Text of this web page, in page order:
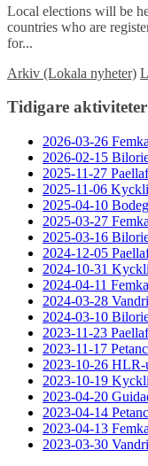
Local elections will be
countries who are
for...
Arkiv (Lokala nyheter)
Tidigare aktiviteter
2026-03-26
2026-02-15
2025-11-27
2025-11-06
2025-04-10
2025-03-27
2025-03-16
2024-12-05
2024-10-31
2024-04-11
2024-03-28
2024-03-10
2023-11-23
2023-11-17
2023-10-26
2023-10-19
2023-04-20
2023-04-14
2023-04-13
2023-03-30